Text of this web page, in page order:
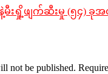
မီးရှို့ဖျက်ဆီးမှု (၅၄) ခု
not be published.